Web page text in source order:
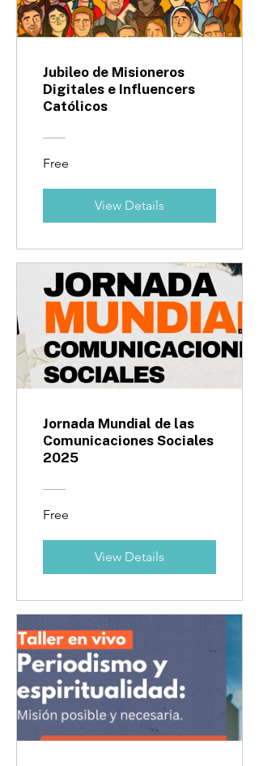
Jubileo de Misioneros
Digitales e Influencers
Católicos
Free
View Details
Jornada Mundial de las
Comunicaciones Sociales
2025
Free
View Details